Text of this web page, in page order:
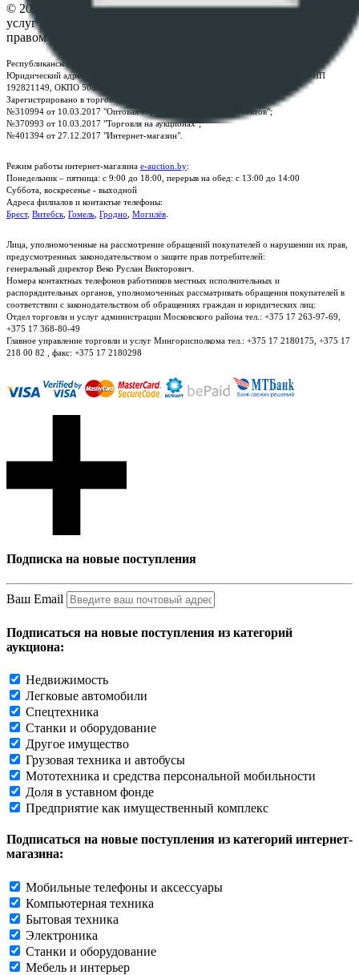
© 2026 Республиканское унитарное предприятие по оказанию
услуг "БелЮрОбеспечение" - Все права защищены авторским
правом
Республиканское унитарное предприятие по оказанию услуг "БелЮрОбеспечение"
Юридический адрес: г. Минск, пр-т. Дзержинского, 1Б, e-mail:
, УНП
192821149, ОКПО 500111895000
Зарегистрировано в торговом реестре Республики Беларусь:
№310994 от 10.03.2017 "Оптовая торговля без торговых объектов";
№370993 от 10.03.2017 "Торговля на аукционах";
№401394 от 27.12.2017 "Интернет-магазин".
Режим работы интернет-магазина e-auction.by:
Понедельник – пятница: с 9:00 до 18:00, перерыв на обед: с 13:00 до 14:00
Суббота, воскресенье - выходной
Адреса филиалов и контактые телефоны:
Брест, Витебск Гомель Гродно Могилёв
Лица, уполномоченные на рассмотрение обращений покупателей о нарушении их прав,
предусмотренных законодательством о защите прав потребителей:
генеральный директор Веко Руслан Викторович.
Номера контактных телефонов работников местных исполнительных и
распорядительных органов, уполномоченных рассматривать обращения покупателей в
соответствии с законодательством об обращениях граждан и юридических лиц:
Отдел торговли и услуг администрации Московского района тел.: +375 17 263-97-69,
+375 17 368-80-49
Главное управление торговли и услуг Мингорисполкома тел.: +375 17 2180175, +375 17
218 00 82 , факс: +375 17 2180298
Подписка на новые поступления
Ваш Email
Подписаться на новые поступления из категорий
аукциона:
Недвижимость
Легковые автомобили
Спецтехника
Станки и оборудование
Другое имущество
Грузовая техника и автобусы
Мототехника и средства персональной мобильности
Доля в уставном фонде
Предприятие как имущественный комплекс
Подписаться на новые поступления из категорий интернет-
магазина:
Мобильные телефоны и аксессуары
Компьютерная техника
Бытовая техника
Электроника
Станки и оборудование
Мебель и интерьер